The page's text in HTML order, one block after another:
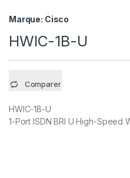
Marque: Cisco
HWIC-1B-U
Comparer
HWIC-1B-U
1-Port ISDN BRI U High-Speed